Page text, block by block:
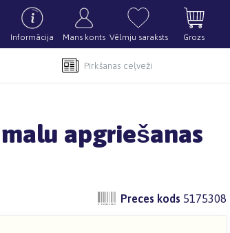
Informācija Mans konts Vēlmju saraksts Grozs
Pirkšanas ceļveži
malu apgriešanas
Preces kods 5175308